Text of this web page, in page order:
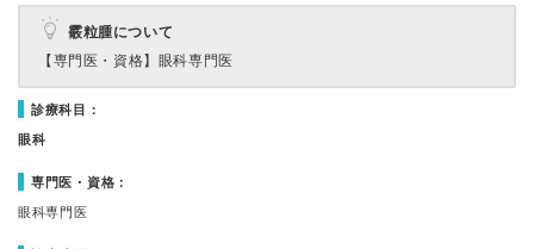
霰粒腫について
【専門医・資格】 眼科専門医
診療科目：
眼科
専門医・資格：
眼科専門医